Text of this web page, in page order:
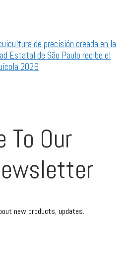
de precisión creada en la
Estatal de São Paulo recibe el
2026
To Our
new products, updates.